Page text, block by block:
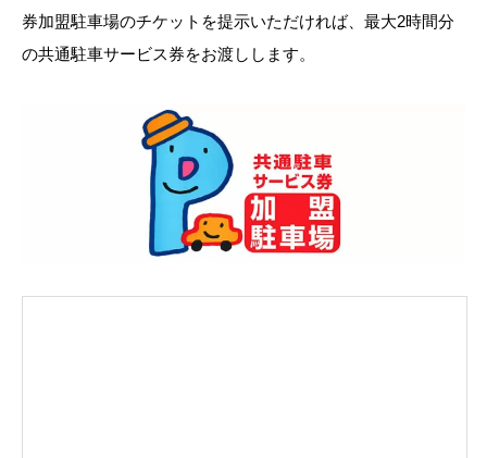
券加盟駐車場のチケットを提示いただければ、最大2時間分
の共通駐車サービス券をお渡しします。